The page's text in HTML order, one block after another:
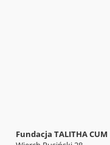
Fundacja TALITHA CUM